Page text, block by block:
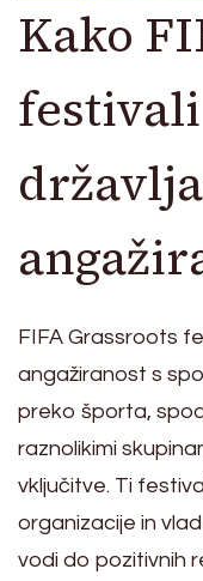
Kako
FIFA Grassroots
angažiranost s
preko športa,
raznolikimi
vključitve. Ti
organizacije in
vodi do pozitivnih